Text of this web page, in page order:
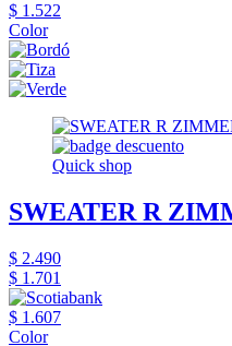
$ 1.522
Color
Quick shop
SWEATER R
$ 2.490
$ 1.701
$ 1.607
Color